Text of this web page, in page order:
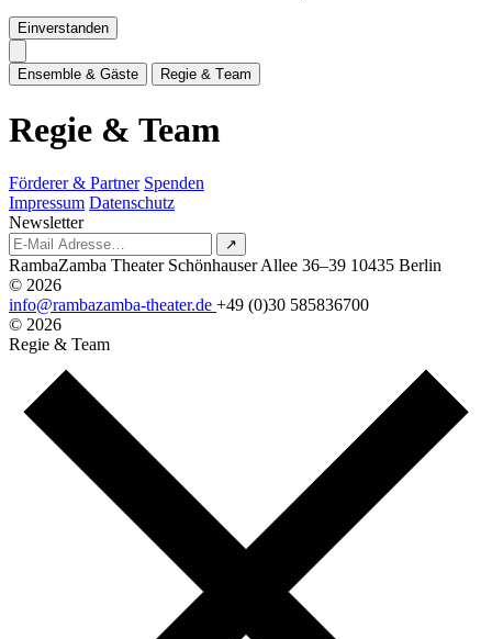
Einverstanden
Ensem b e & Gäste Regie & Team
Regie & Team
Förderer & Partner Spenden
Impressum Datenschutz
Newsletter
↗
RambaZamba Theater Schönhauser Allee 36–39 10435 Berlin
© 2026
info@rambazamba-theater.de +49 (0)30 585836700
© 2026
Regie & Team